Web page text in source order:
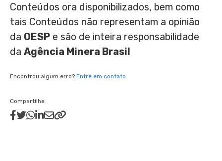
Conteúdos ora disponibilizados, bem como
tais Conteúdos não representam a opinião
da OESP e são de inteira responsabilidade
da Agência Minera Brasil
Encontrou algum erro? Entre em contato
Compartilhe